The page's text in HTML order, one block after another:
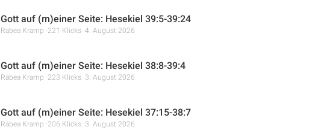
Gott auf (m)einer Seite: Hesekiel 39:5-39:24
Rabea Kramp 221 Klicks 4. August 2026
Gott auf (m)einer Seite: Hesekiel 38:8-39:4
Rabea Kramp 223 Klicks 3. August 2026
Gott auf (m)einer Seite: Hesekiel 37:15-38:7
Rabea Kramp 206 Klicks 3. August 2026